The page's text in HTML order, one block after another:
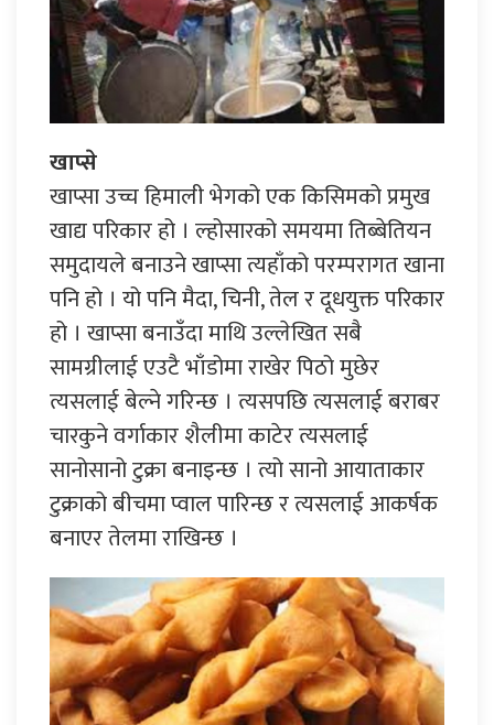
खाप्से
खाप्सा उच्च हिमाली भेगको एक किसिमको प्रमुख
खाद्य परिकार हो । ल्होसारको समयमा तिब्बेतियन
समुदायले बनाउने खाप्सा त्यहाँको परम्परागत खाना
पनि हो । यो पनि मैदा, चिनी, तेल र दूधयुक्त परिकार
हो । खाप्सा बनाउँदा माथि उल्लेखित सबै
सामग्रीलाई एउटै भाँडोमा राखेर पिठो मुछेर
त्यसलाई बेल्ने गरिन्छ । त्यसपछि त्यसलाई बराबर
चारकुने वर्गाकार शैलीमा काटेर त्यसलाई
सानोसानो टुक्रा बनाइन्छ । त्यो सानो आयाताकार
टुक्राको बीचमा प्वाल पारिन्छ र त्यसलाई आकर्षक
बनाएर तेलमा राखिन्छ ।